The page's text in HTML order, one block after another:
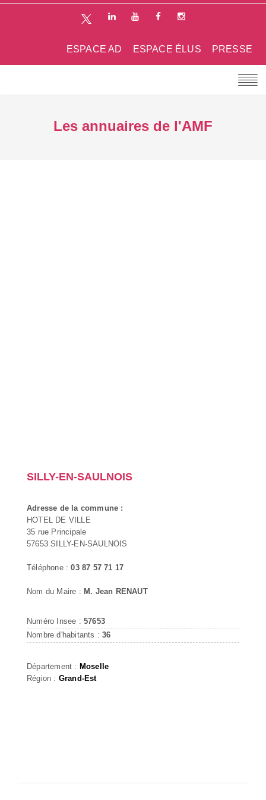
PRESSE
ESPACE ÉLUS
ESPACE AD
Les annuaires de l'AMF
SILLY-EN-SAULNOIS
Adresse de la commune :
HOTEL DE VILLE
35 rue Principale
57653 SILLY-EN-SAULNOIS
Téléphone :03 87 57 71 17
Nom du Maire : M. Jean RENAUT
Numéro Insee : 57653
Nombre d'habitants :36
Département : Moselle
Région : Grand-Est